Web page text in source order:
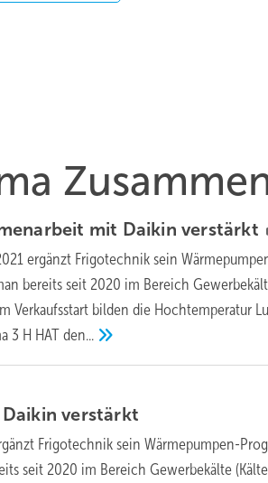
mit Daikinverstärkt
ergänzt Frigotechnik sein
bereits seit 2020 im Bereich
Verkaufsstart bilden die Hochtemperatur
3 H HATden...
Daikinverstärkt
Frigotechnik sein Wärmepumpen-
seit 2020 im Bereich Gewerbekälte